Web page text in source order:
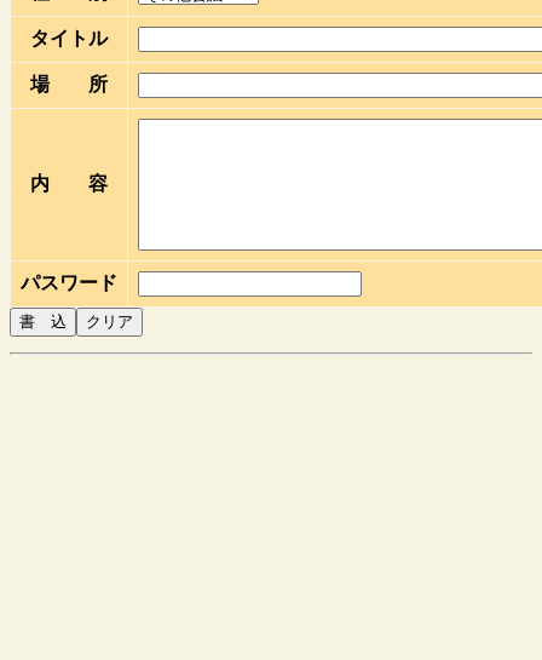
タイトル
場 所
内 容
パスワード